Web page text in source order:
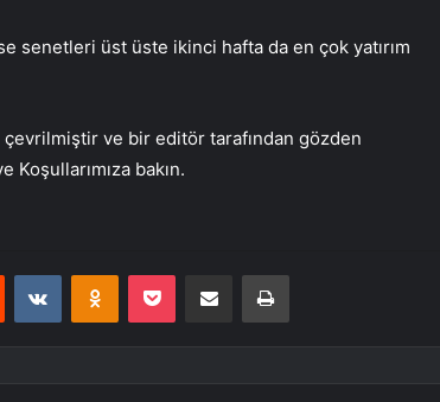
senetleri üst üste ikinci hafta da en çok yatırım
çevrilmiştir ve bir editör tarafından gözden
bakın.
Reddit VKontakteOdnoklassniki
Pocket E-Posta ile paylaş Yazdır